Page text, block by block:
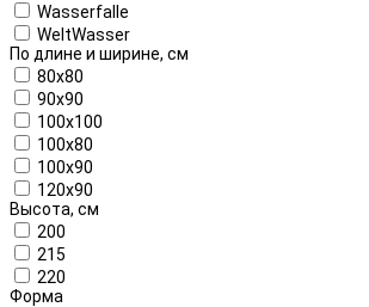
Wasserfalle
WeltWasser
По длине и ширине, см
80x80
90x90
100x100
100x80
100x90
120x90
Высота, см
200
215
220
Форма